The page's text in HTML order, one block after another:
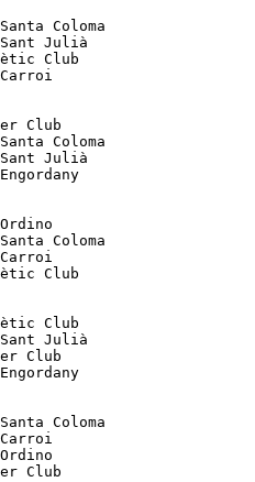
Santa Coloma
Sant Julià
Atlètic Club
CE Carroi
Inter Club
Coloma
Sant Julià
Engordany
FC Ordino
Coloma
CE Carroi
Club
Atlètic Club
Sant Julià
1 Inter Club
Engordany
Santa Coloma
CE Carroi
FC Ordino
2 Inter Club